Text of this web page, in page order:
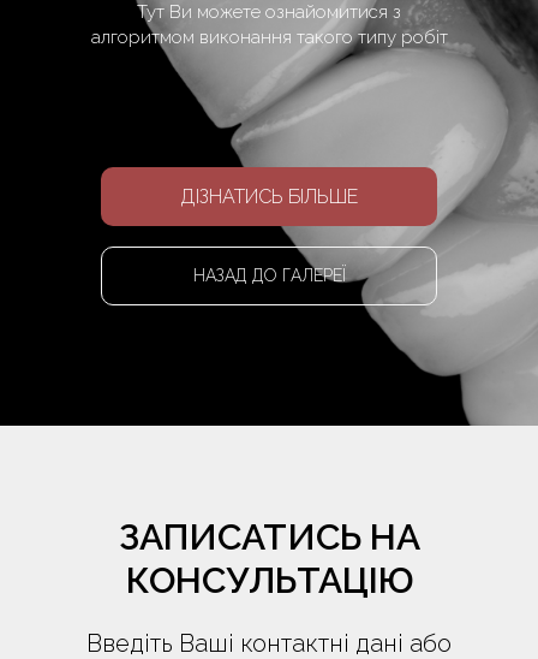
Тут Ви можете ознайомитися з
алгоритмом виконання такого типу робіт
НАЗАД ДО ГАЛЕРЕЇ
ДІЗНАТИСЬ БІЛЬШЕ
ЗАПИСАТИСЬ НА
КОНСУЛЬТАЦІЮ
Введіть Ваші контактні дані або